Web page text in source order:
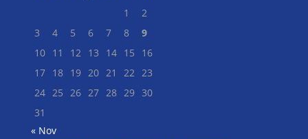
1
2
3
4 5 6 7 8
9
10 11 12 13 14 15
16
17 18 19 20 21 22 23
24 25 26 27 28 29 30
31
« Nov